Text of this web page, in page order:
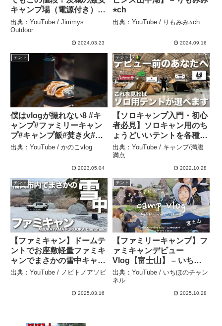
キャンプ場（電源付き）】
上野沼やすらぎの里キャン
プ場 【近隣グルメもご紹
Jimmys Outdoor
出典：YouTube / Jimmys
Outdoor
2024.03.23
⭐︎ch
出典：YouTube / りもみみ⭐︎ch
2024.09.16
テント
僕はvlogが撮れない8 #キ
ャンプ#ファミリーキャン
プ#キャンプ飯#焚き火#キ
ャンプギア#アウトドア#ラ
ミキャン#ソトアソビ#テン
者 – かのこvlog
出典：YouTube / かのこvlog
2023.05.04
テント
【ソロキャンプ入門・初心
者必見】ソロキャン用のち
ょうどいいテントを各種並
べて比べてみた【キャンプ
道具】 – キャンプ/満腹満
出典：YouTube / キャンプ/満腹
満点
2022.10.28
テント
【ファミキャン】ドームテ
ントでお座敷軽量ファミキ
ャンでまさかの雪中キャン
プ！？モビガーデン（コマ
出典：YouTube / ノビトノアソビ
2025.03.16
テント
【ファミリーキャンプ】フ
ァミキャンデビュー
Vlog【富士山】 – いちほ
のチャンネル
出典：YouTube / いちほのチャン
ネル
2025.10.28